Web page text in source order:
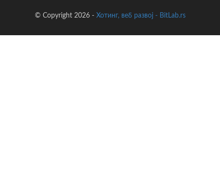
© Copyright 2026 - Хотинг, веб развој - BitLab.rs